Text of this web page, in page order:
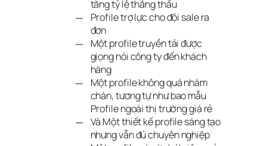
tăng tỷ lệ thắng thầu
Profile trợ lực cho đội sale ra
đơn
Một profile truyền tải được
giọng nói công ty đến khách
hàng
Một profile không quá nhàm
chán, tương tự như bao mẫu
Profile ngoài thị trường giá rẻ
Và Một thiết kế profile sáng tạo
nhưng vẫn đủ chuyên nghiệp